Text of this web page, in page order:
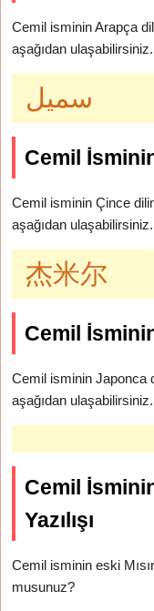
Cemil isminin Arapça
aşağıdan ulaşabilirsiniz.
سميل
Cemil
Cemil isminin Çince
aşağıdan
杰米尔
Cemil
Cemil isminin Japonca
aşağıdan ulaşabilirsiniz.
Cemil
Yazılışı
Cemil isminin eski
musunuz?